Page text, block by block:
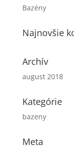
Bazény
Najnovšie
Archív
august 2018
Kategórie
bazeny
Meta